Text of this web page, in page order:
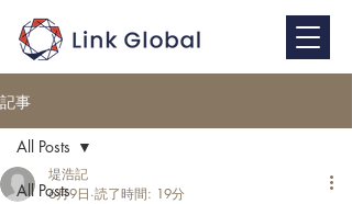
記事
All Posts
All Posts
堤浩記
6月9日 読了時間: 19分